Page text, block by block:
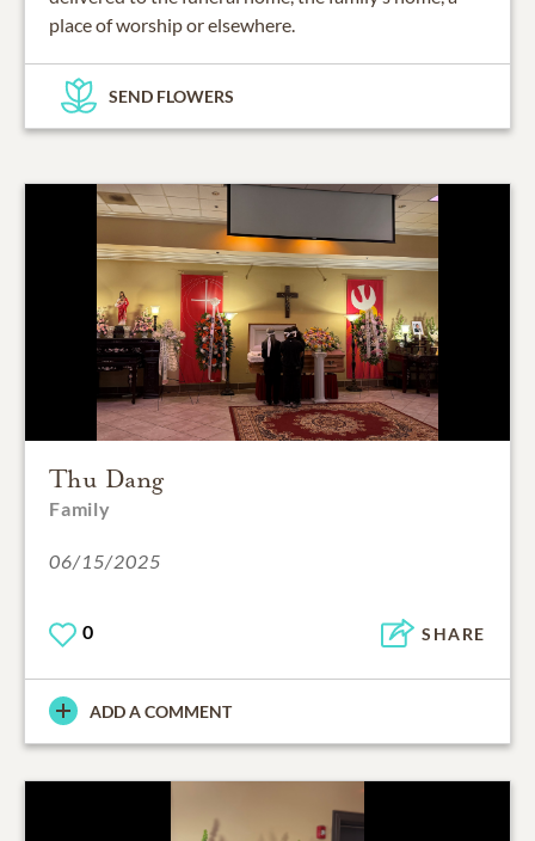
place of worship or elsewhere.
SEND FLOWERS
Thu Dang
Family
06/15/2025
0 SHARE
ADD A COMMENT